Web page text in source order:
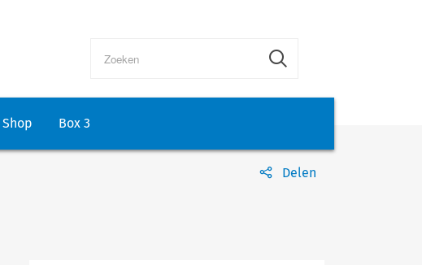
Shop Box 3
Delen